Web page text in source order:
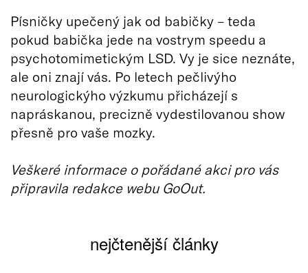
Písničky upečený jak od babičky – teda
pokud babička jede na vostrym speedu a
psychotomimetickým LSD. Vy je sice neznáte,
ale oni znají vás. Po letech pečlivýho
neurologickýho výzkumu přicházejí s
napráskanou, precizně vydestilovanou show
přesně pro vaše mozky.
Veškeré informace o pořádané akci pro vás
připravila redakce webu GoOut.
nejčtenější články